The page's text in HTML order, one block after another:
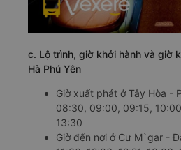
c. Lộ trình, giờ khởi hành và giờ
Hà Phú Yên
Giờ xuất phát ở Tây Hòa -
08:30, 09:00, 09:15,
13:30
Giờ đến nơi ở Cư M`gar -